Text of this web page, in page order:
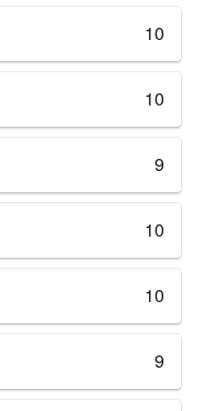
10
10
9
10
10
9